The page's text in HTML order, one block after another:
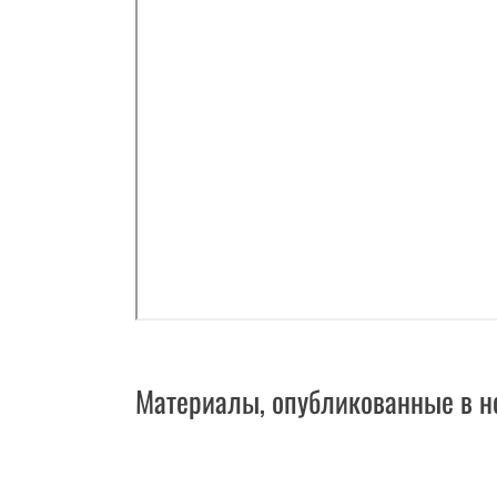
Материалы, опубликованные в